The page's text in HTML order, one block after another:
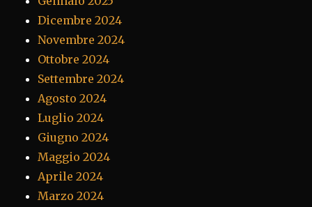
Dicembre 2024
Novembre 2024
Ottobre 2024
Settembre 2024
Agosto 2024
Luglio 2024
Giugno 2024
Maggio 2024
Aprile 2024
Marzo 2024